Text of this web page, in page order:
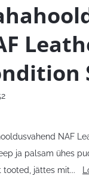
NAF
ja palsam ühes
tooted, jättes mit...